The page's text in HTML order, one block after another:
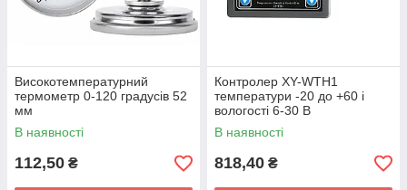
Високотемпературний
термометр 0-120 градусів 52
мм
В наявності
112,50 ₴
Контролер XY-WTH1
температури -20 до +60 і
вологості 6-30 В
В наявності
818,40 ₴